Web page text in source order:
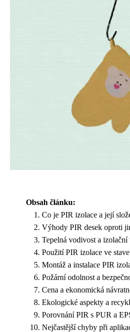
Obsah článku:
Co je PIR izolace a její
Výhody PIR desek oproti
Tepelná vodivost a izolační
Použití PIR izolace ve
Montáž a instalace PIR
Požární odolnost a
Cena a ekonomická
Ekologické aspekty a
Porovnání PIR s PUR a
Nejčastější chyby při